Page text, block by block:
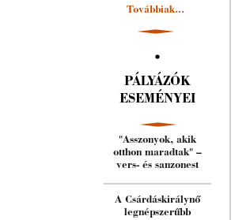
Továbbiak...
PÁLYÁZÓK
ESEMÉNYEI
"Asszonyok, akik
otthon maradtak" –
vers- és sanzonest
A Csárdáskirálynő
legnépszerűbb